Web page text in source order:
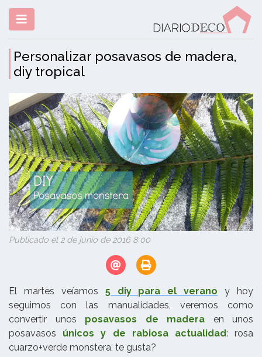
Personalizar posavasos de madera,
diy tropical
Publicado el 2 de junio de 2016 8:00
El martes veíamos 5 diy para el verano y hoy
seguimos con las manualidades, veremos como
convertir unos posavasos de madera en unos
posavasos únicos y de rabiosa actualidad: rosa
cuarzo+verde monstera, te gusta?